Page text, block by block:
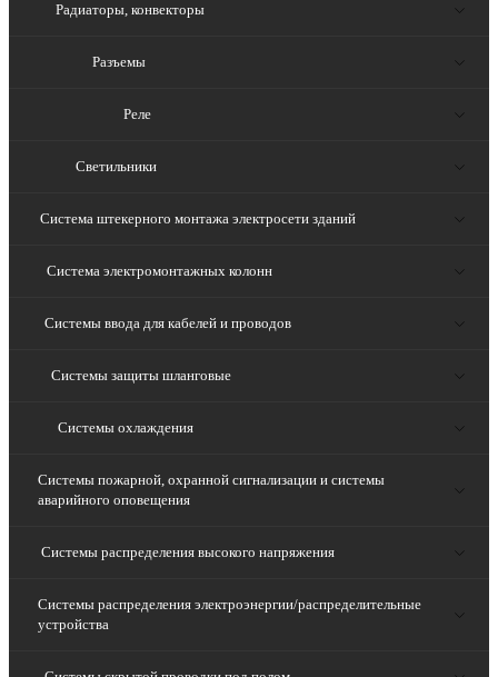
Радиаторы, конвекторы
Разъемы
Реле
Светильники
Система штекерного монтажа электросети зданий
Система электромонтажных колонн
Системы ввода для кабелей и проводов
Системы защиты шланговые
Системы охлаждения
Системы пожарной, охранной сигнализации и системы
аварийного оповещения
Системы распределения высокого напряжения
Системы распределения электроэнергии/распределительные
устройства